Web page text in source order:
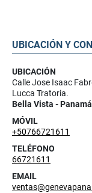
UBICACIÓN Y
UBICACIÓN
Calle Jose Isaac
Lucca Tratoria.
Bella Vista -
MÓVIL
+50766721611
TELÉFONO
66721611
EMAIL